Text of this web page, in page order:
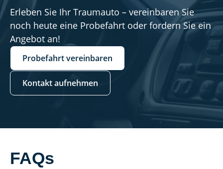
Erleben Sie Ihr Traumauto – vereinbaren Sie
noch heute eine Probefahrt oder fordern Sie ein
Angebot an!
Probefahrt vereinbaren
Kontakt aufnehmen
FAQs